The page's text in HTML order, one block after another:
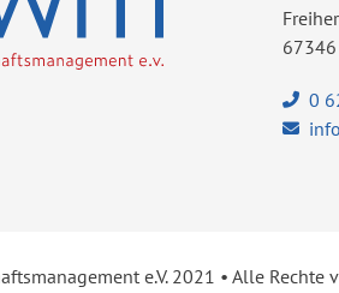
0
e.V. 2021 ​• Alle Rechte